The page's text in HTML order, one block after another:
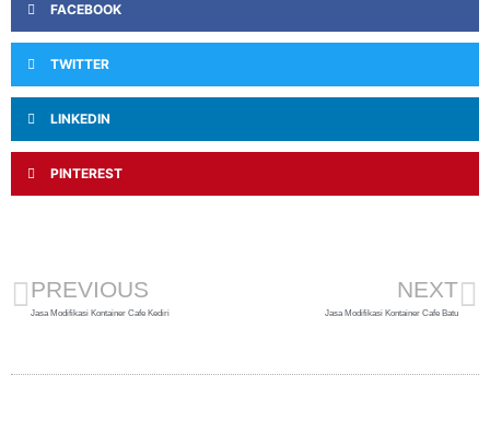
FACEBOOK
TWITTER
LINKEDIN
PINTEREST
PREVIOUS
Jasa Modifikasi Kontainer Cafe Kediri
NEXT
Jasa Modifikasi Kontainer Cafe Batu